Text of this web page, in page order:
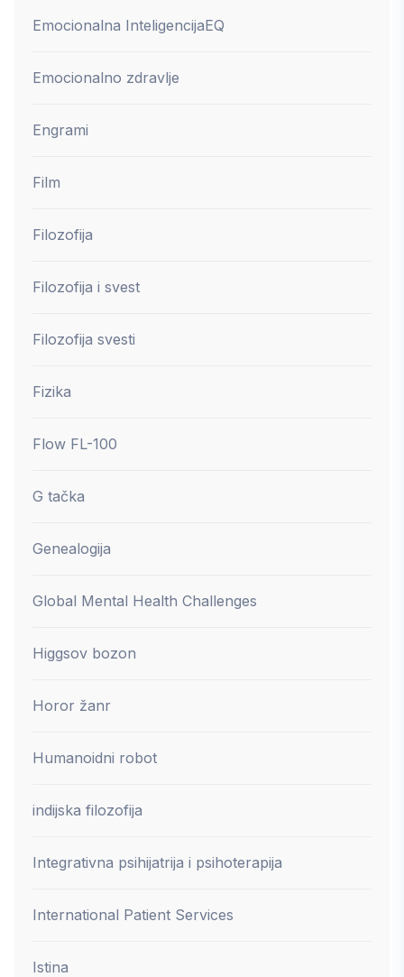
Emocionalna InteligencijaEQ
Emocionalno zdravlje
Engrami
Film
Filozofija
Filozofija i svest
Filozofija svesti
Fizika
Flow FL-100
G tačka
Genealogija
Global Mental Health Challenges
Higgsov bozon
Horor žanr
Humanoidni robot
indijska filozofija
Integrativna psihijatrija i psihoterapija
International Patient Services
Istina